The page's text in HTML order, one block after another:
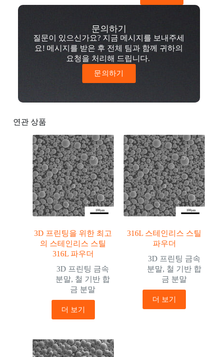
문의하기
질문이 있으신가요? 지금 메시지를 보내주세
요! 메시지를 받은 후 전체 팀과 함께 귀하의
요청을 처리해 드립니다.
문의하기
연관 상품
3D 프린팅을 위한 최고
의 스테인리스 스틸
316L 파우더
3D 프린팅 금속
분말, 철 기반 합
금 분말
더 보기
316L 스테인리스 스틸
파우더
3D 프린팅 금속
분말, 철 기반 합
금 분말
더 보기